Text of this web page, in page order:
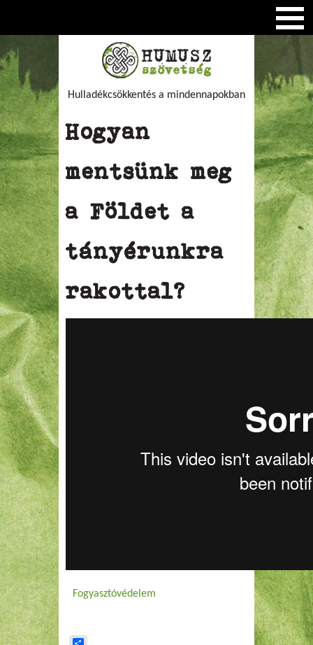
Hulladékcsökkentés a mindennapokban
Hogyan
mentsünk meg
a Földet a
tányérunkra
rakottal?
Fogyasztóvédelem